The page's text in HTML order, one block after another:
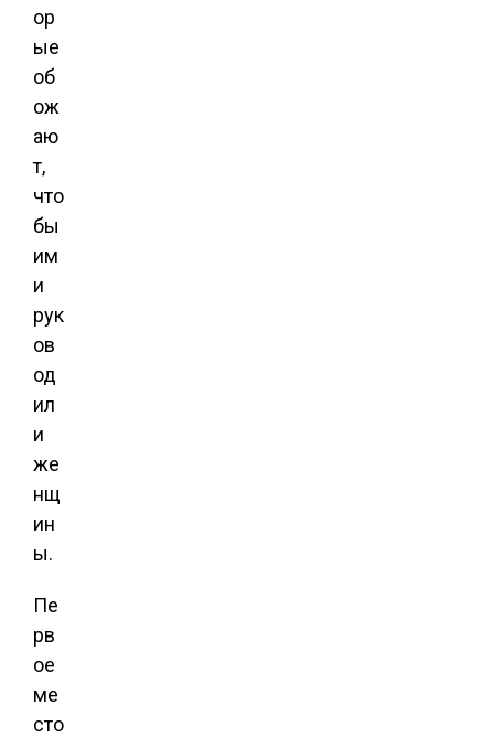
ор
ые
об
ож
аю
т,
что
бы
им
и
рук
ов
од
ил
и
же
нщ
ин
ы.
Пе
рв
ое
ме
сто